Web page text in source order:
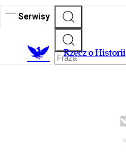
Serwisy
Rzecz o Historii